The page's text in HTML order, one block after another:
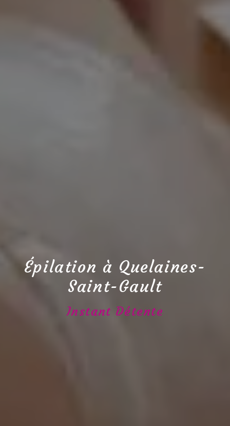
Épilation à Quelaines-
Saint-Gault
Instant Détente